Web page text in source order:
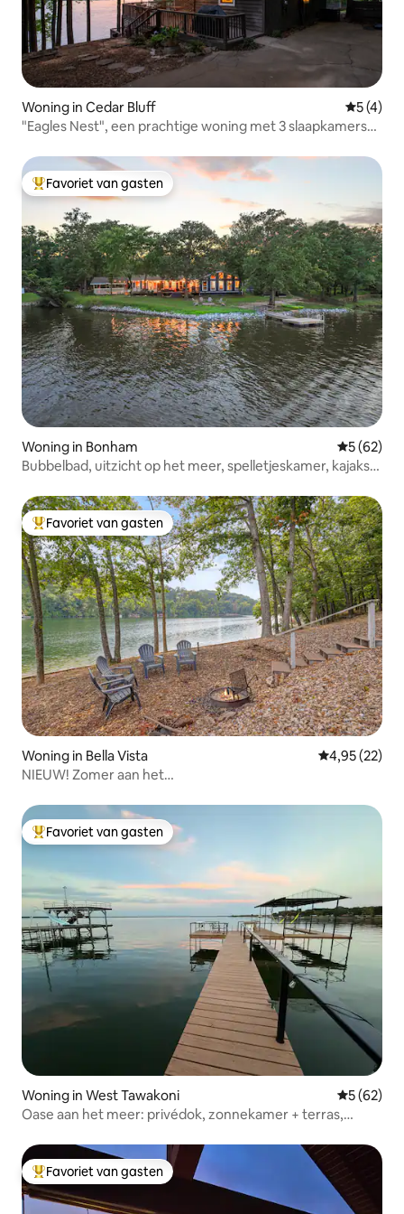
Woning in Cedar Bluff
5 (4)
"Eagles Nest", een prachtige woning met 3 slaapkamers
Topfavoriet van gasten
Favoriet van gasten
Woning in Bonham
5 (62)
Bubbelbad, uitzicht op het meer, spelletjeskamer, kajaks,
Topfavoriet van gasten
Favoriet van gasten
Woning in Bella Vista Gemiddelde
4,95 (22)
NIEUW! Zomer aan het
Topfavoriet van gasten
Favoriet van gasten
Woning in West Tawakoni
5 (62)
Oase aan het meer: privédok, zonnekamer + terras,
Topfavoriet van gasten
Favoriet van gasten